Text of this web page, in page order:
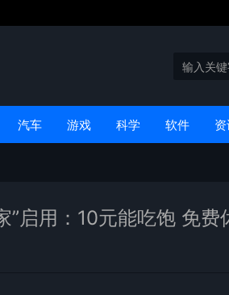
汽车 游戏 科学 软件
”启用：10元能吃饱 免